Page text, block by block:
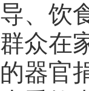
导、饮
群众在
的器官